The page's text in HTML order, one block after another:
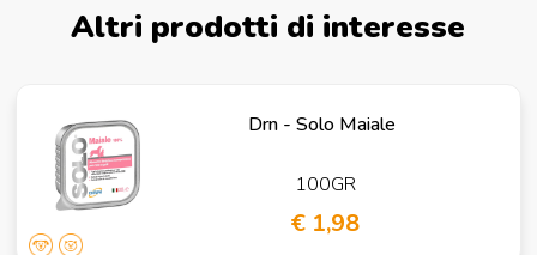
Altri prodotti di interesse
Drn - Solo Maiale
100GR
€ 1,98